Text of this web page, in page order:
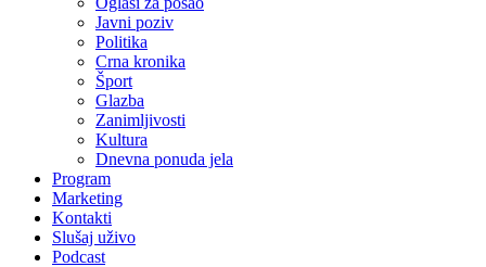
Javni poziv
Politika
Crna kronika
Šport
Glazba
Zanimljivosti
Kultura
Dnevna ponuda jela
Program
Marketing
Kontakti
Slušaj uživo
Podcast